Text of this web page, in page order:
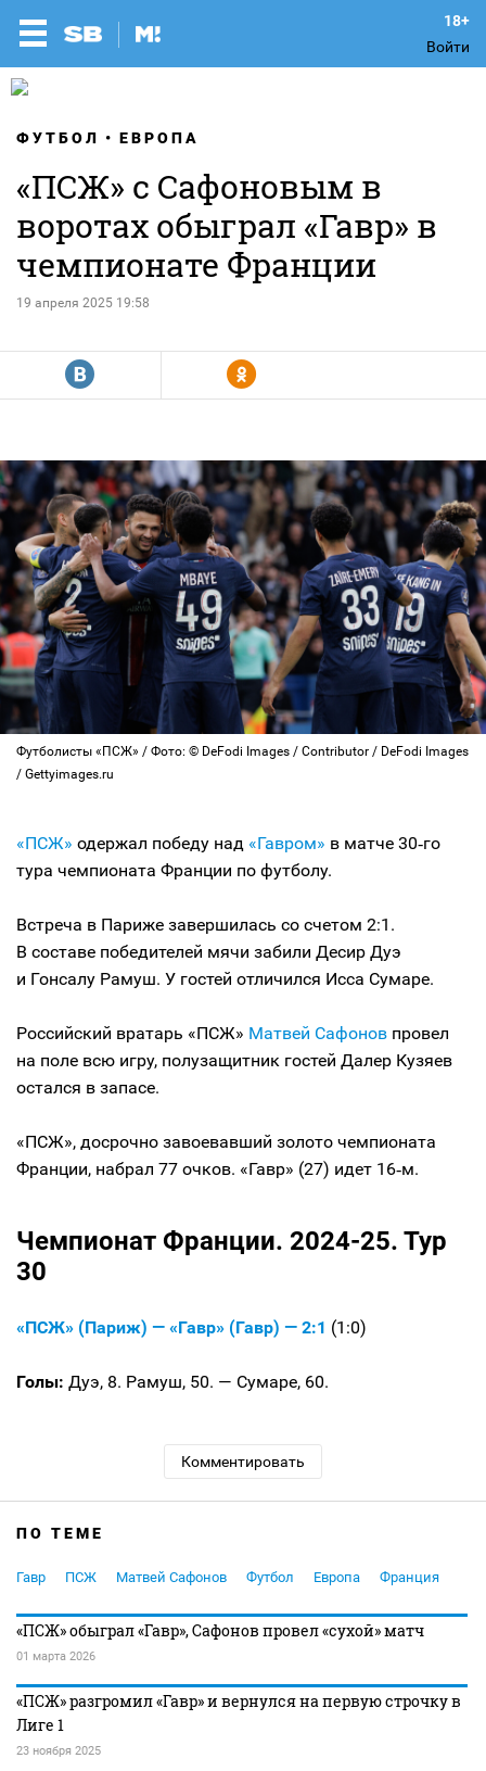
Войти
ФУТБОЛ ЕВРОПА
«ПСЖ» с Сафоновым в
воротах обыграл «Гавр» в
чемпионате Франции
19 апреля 2025 19:58
R Y
Футболисты «ПСЖ» / Фото: © DeFodi Images / Contributor / DeFodi Images
/ Gettyimages.ru
«ПСЖ» одержал победу над «Гавром» в матче 30‑го
тура чемпионата Франции по футболу.
Встреча в Париже завершилась со счетом 2:1.
В составе победителей мячи забили Десир Дуэ
и Гонсалу Рамуш. У гостей отличился Исса Сумаре.
Российский вратарь «ПСЖ» Матвей Сафонов провел
на поле всю игру, полузащитник гостей Далер Кузяев
остался в запасе.
«ПСЖ», досрочно завоевавший золото чемпионата
Франции, набрал 77 очков. «Гавр» (27) идет 16‑м.
Чемпионат Франции. 2024-25. Тур
30
«ПСЖ» (Париж) — «Гавр» (Гавр) — 2:1 (1:0)
Голы: Дуэ, 8. Рамуш, 50. — Сумаре, 60.
Комментировать
ПО ТЕМЕ
Гавр ПСЖ Матвей Сафонов Футбол Европа Франция
«ПСЖ» обыграл «Гавр», Сафонов провел «сухой» матч
01 марта 2026
«ПСЖ» разгромил «Гавр» и вернулся на первую строчку в
Лиге 1
23 ноября 2025